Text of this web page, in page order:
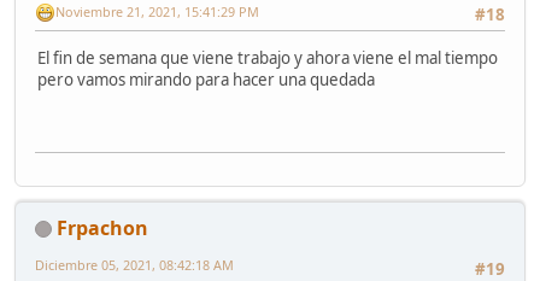
#18
Noviembre 21, 2021, 15:41:29 PM
El fin de semana que viene trabajo y ahora viene el mal tiempo
pero vamos mirando para hacer una quedada
Frpachon
#19
Diciembre 05, 2021, 08:42:18 AM